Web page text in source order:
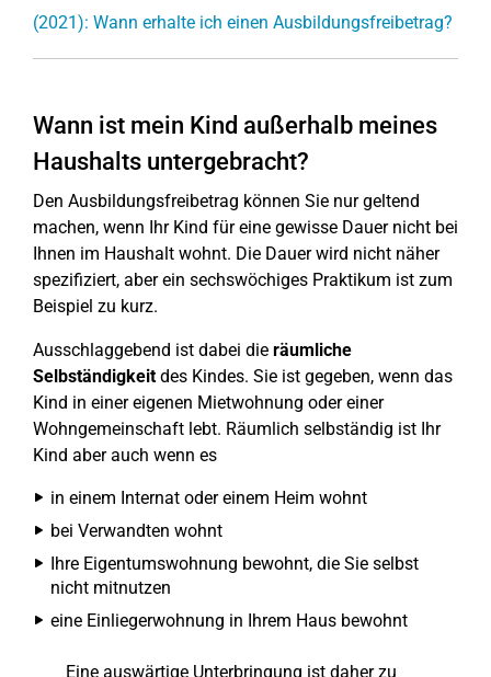
(2021): Wann erhalte ich einen Ausbildungsfreibetrag?
Wann ist mein Kind außerhalb meines
Haushalts untergebracht?
Den Ausbildungsfreibetrag können Sie nur geltend
machen, wenn Ihr Kind für eine gewisse Dauer nicht bei
Ihnen im Haushalt wohnt. Die Dauer wird nicht näher
spezifiziert, aber ein sechswöchiges Praktikum ist zum
Beispiel zu kurz.
Ausschlaggebend ist dabei die räumliche
Selbständigkeitdes Kindes. Sie ist gegeben, wenn das
Kind in einer eigenen Mietwohnung oder einer
Wohngemeinschaft lebt. Räumlich selbständig ist Ihr
Kind aber auch wenn es
in einem Internat oder einem Heim wohnt
bei Verwandten wohnt
Ihre Eigentumswohnung bewohnt, die Sie selbst
nicht mitnutzen
eine Einliegerwohnung in Ihrem Haus bewohnt
Eine auswärtige Unterbringung ist daher zu